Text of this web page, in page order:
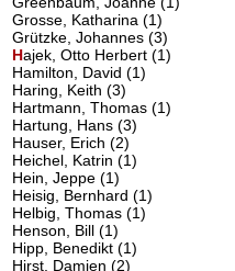
Grosse, Katharina (1)
Grützke, Johannes (3)
Hajek, Otto Herbert(1)
Hamilton, David (1)
Haring, Keith (3)
Hartmann, Thomas (1)
Hartung, Hans (3)
Hauser, Erich (2)
Heichel, Katrin (1)
Hein, Jeppe (1)
Heisig, Bernhard (1)
Helbig, Thomas (1)
Henson, Bill (1)
Hipp, Benedikt (1)
Hirst, Damien (2)